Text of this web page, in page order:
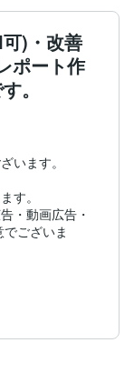
)・改善
ポート作
。
います。
す。
・動画広告・
ございま